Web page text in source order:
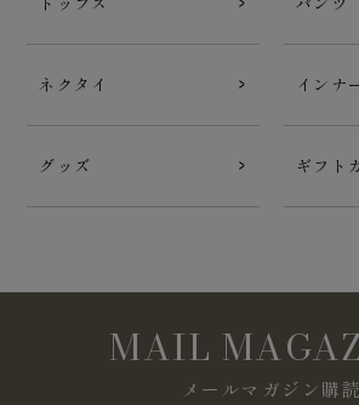
ネクタイ インナ
グッズ ギフト
MAIL
メールマガジン購読